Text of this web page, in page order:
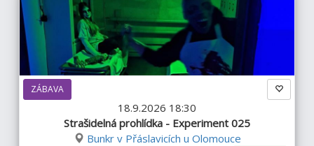
ZÁBAVA
18.9.2026 18:30
Strašidelná prohlídka - Experiment 025
Bunkr v Přáslavicích u Olomouce